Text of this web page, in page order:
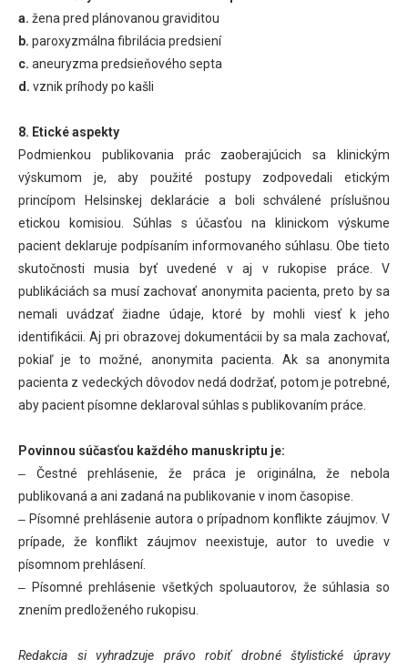
a. žena pred plánovanou graviditou
b. paroxyzmálna fibrilácia predsiení
c. aneuryzma predsieňového septa
d. vznik príhody po kašli
8. Etické aspekty
Podmienkou publikovania prác zaoberajúcich sa klinickým
výskumom je, aby použité postupy zodpovedali etickým
princípom Helsinskej deklarácie a boli schválené príslušnou
etickou komisiou. Súhlas s účasťou na klinickom výskume
pacient deklaruje podpísaním informovaného súhlasu. Obe tieto
skutočnosti musia byť uvedené v aj v rukopise práce. V
publikáciách sa musí zachovať anonymita pacienta, preto by sa
nemali uvádzať žiadne údaje, ktoré by mohli viesť k jeho
identifikácii. Aj pri obrazovej dokumentácii by sa mala zachovať,
pokiaľ je to možné, anonymita pacienta. Ak sa anonymita
pacienta z vedeckých dôvodov nedá dodržať, potom je potrebné,
aby pacient písomne deklaroval súhlas s publikovaním práce.
Povinnou súčasťou každého manuskriptu je:
‒ Čestné prehlásenie, že práca je originálna, že nebola
publikovaná a ani zadaná na publikovanie v inom časopise.
‒ Písomné prehlásenie autora o prípadnom konflikte záujmov. V
prípade, že konflikt záujmov neexistuje, autor to uvedie v
písomnom prehlásení.
‒ Písomné prehlásenie všetkých spoluautorov, že súhlasia so
znením predloženého rukopisu.
Redakcia si vyhradzuje právo robiť drobné štylistické úpravy